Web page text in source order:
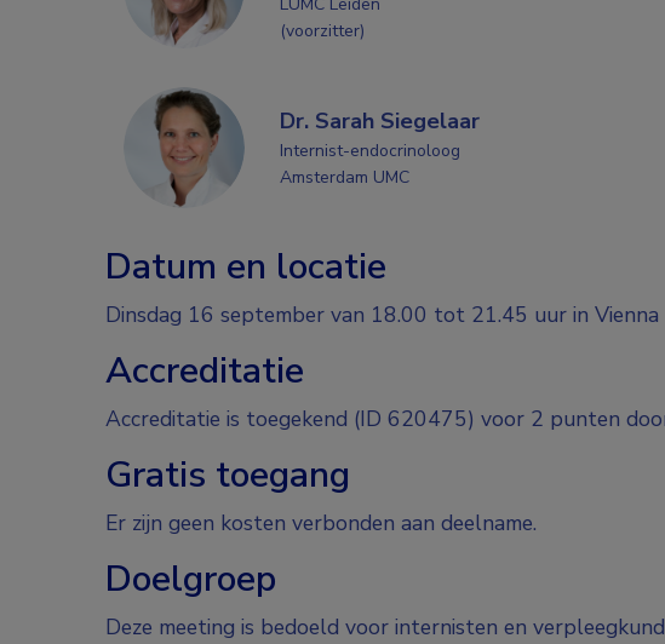
(voorzitter)
Dr. Sarah Siegelaar
Internist-endocrinoloog
Amsterdam UMC
Datum en locatie
Dinsdag 16 september van 18.00 tot 21.45 uur in
Accreditatie
Accreditatie is toegekend (ID 620475) voor 2 punten
Gratis toegang
Er zijn geen kosten verbonden aan deelname.
Doelgroep
Deze meeting is bedoeld voor internisten en